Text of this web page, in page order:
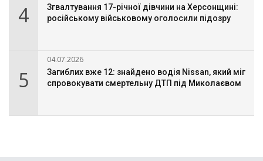
4
Згвалтування 17-річної дівчини на Херсонщині:
російському військовому оголосили підозру
5
04.07.2026
Загиблих вже 12: знайдено водія Nissan, який міг
спровокувати смертельну ДТП під Миколаєвом